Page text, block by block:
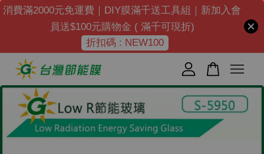
消費滿2000元免運費｜DIY膜滿千送工具組｜新加入會
員送$100元購物金 ( 滿千可現折)
折扣碼 : NEW100
您的購物車目前還是空的。